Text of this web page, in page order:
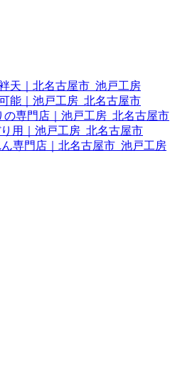
天｜北名古屋市_池戸工房
能｜池戸工房_北名古屋市
専門店｜池戸工房_北名古屋市
用｜池戸工房_北名古屋市
専門店｜北名古屋市_池戸工房